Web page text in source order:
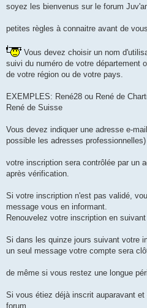
g
e
o
u
soyez les bienvenus sur le forum
petites règles à connaitre avant de
Vous devez choisir un nom
suivi du numéro de votre département
de votre région ou de votre pays.
EXEMPLES: René28 ou René de
René de Suisse
Vous devez indiquer une adresse e-
possible les adresses professionnelles)
votre inscription sera contrôlée par un
après vérification.
Si votre inscription n'est pas validé,
message vous en informant.
Renouvelez votre inscription en suivant
Si dans les quinze jours suivant votre
un seul message votre compte sera
de même si vous restez une longue
Si vous étiez déjà inscrit auparavant
forum